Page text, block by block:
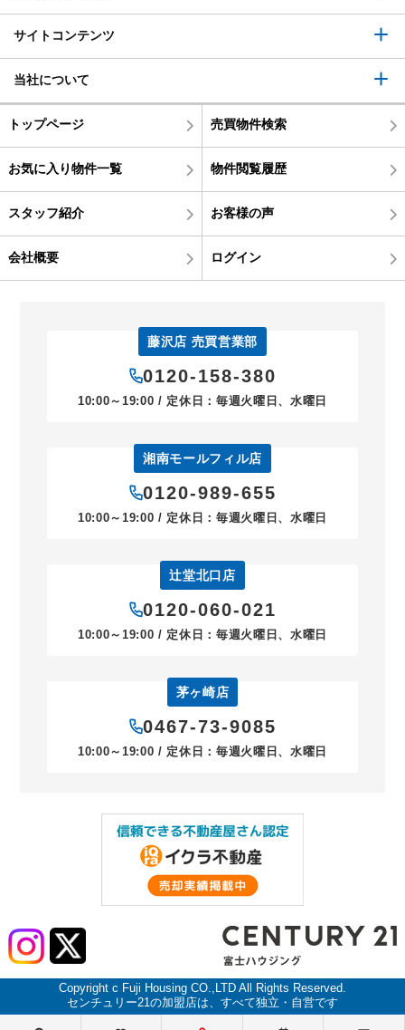
サイトコンテンツ
当社について
トップページ 売買物件検索
お気に入り物件一覧 物件閲覧履歴
スタッフ紹介 お客様の声
会社概要 ログイン
藤沢店 売買営業部
0120-158-380
10:00～19:00 / 定休日：毎週火曜日、水曜日
湘南モールフィル店
0120-989-655
10:00～19:00 / 定休日：毎週火曜日、水曜日
辻堂北口店
0120-060-021
10:00～19:00 / 定休日：毎週火曜日、水曜日
茅ヶ崎店
0467-73-9085
10:00～19:00 / 定休日：毎週火曜日、水曜日
Copyright c Fuji Housing CO.,LTD All Rights Reserved.
センチュリー21の加盟店は、すべて独立・自営です